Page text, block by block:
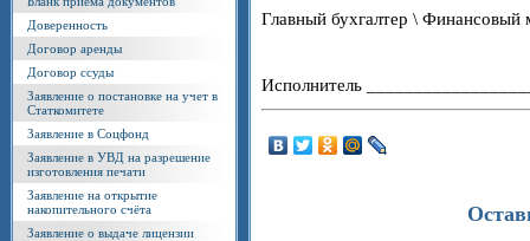
Доверенность
Договор аренды
Договор ссуды
Заявление о постановке на учет в
Статкомитете
Заявление в Соцфонд
Заявление в УВД на разрешение
изготовления печати
Заявление на открытие
накопительного счёта
Заявление о выдаче лицензии
Главный бухгалтер \
Исполнитель